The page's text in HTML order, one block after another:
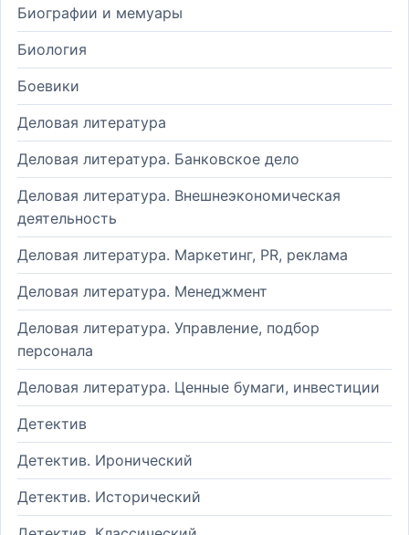
Биографии и мемуары
Биология
Боевики
Деловая литература
Деловая литература. Банковское дело
Деловая литература. Внешнеэкономическая
деятельность
Деловая литература. Маркетинг, PR, реклама
Деловая литература. Менеджмент
Деловая литература. Управление, подбор
персонала
Деловая литература. Ценные бумаги, инвестиции
Детектив
Детектив. Иронический
Детектив. Исторический